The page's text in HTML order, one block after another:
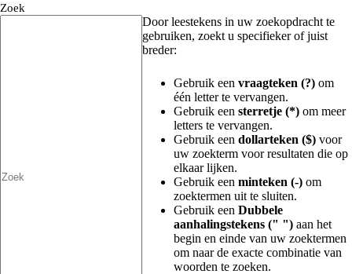
Zoek
Door leestekens in uw zoekopdracht te
gebruiken, zoekt u specifieker of juist
breder:
Gebruik een vraagteken (?) om
één letter te vervangen.
Gebruik een sterretje (*) om meer
letters te vervangen.
Gebruik een dollarteken ($) voor
uw zoekterm voor resultaten die op
elkaar lijken.
Gebruik een minteken (-) om
zoektermen uit te sluiten.
Gebruik een Dubbele
aanhalingstekens (" ") aan het
begin en einde van uw zoektermen
om naar de exacte combinatie van
woorden te zoeken.